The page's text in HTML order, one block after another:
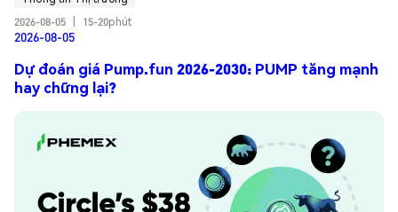
2026-08-05
15-20phút
2026-08-05
Dự đoán giá Pump.fun 2026-2030: PUMP tăng mạnh
hay chững lại?